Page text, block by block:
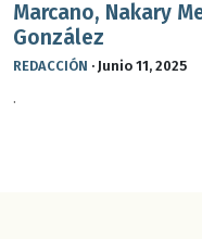
Marcano, Nakary
González
REDACCIÓN · Junio 11, 2025
.